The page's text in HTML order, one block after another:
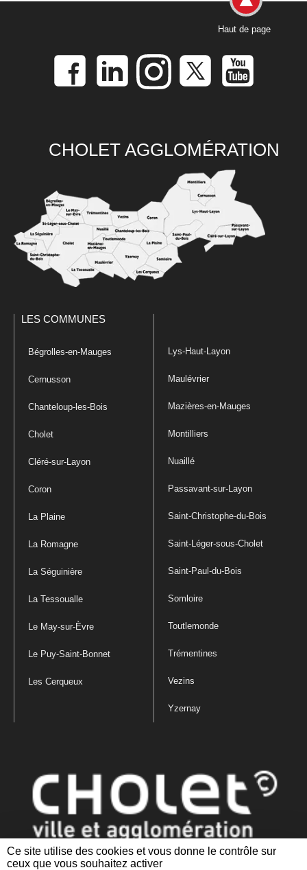
Ce site utilise des cookies et vous donne le contrôle sur
ceux que vous souhaitez activer
Haut de page
CHOLET AGGLOMÉRATION
LES COMMUNES
Bégrolles-en-Mauges
Cernusson
Chanteloup-les-Bois
Cholet
Cléré-sur-Layon
Coron
La Plaine
La Romagne
La Séguinière
La Tessoualle
Le May-sur-Èvre
Le Puy-Saint-Bonnet
Les Cerqueux
Lys-Haut-Layon
Maulévrier
Mazières-en-Mauges
Montilliers
Nuaillé
Passavant-sur-Layon
Saint-Christophe-du-Bois
Saint-Léger-sous-Cholet
Saint-Paul-du-Bois
Somloire
Toutlemonde
Trémentines
Vezins
Yzernay